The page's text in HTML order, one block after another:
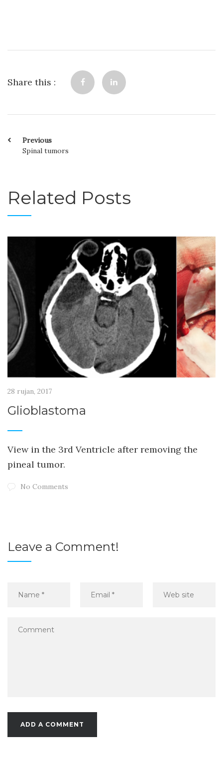
Share this :
Previous
Spinal tumors
Related Posts
28 rujan, 2017
Glioblastoma
View in the 3rd Ventricle after removing the
pineal tumor.
No Comments
Leave a Comment!